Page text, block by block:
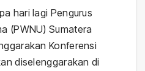
hari lagi Pengurus
(PWNU) Sumatera
Konferensi
diselenggarakan di